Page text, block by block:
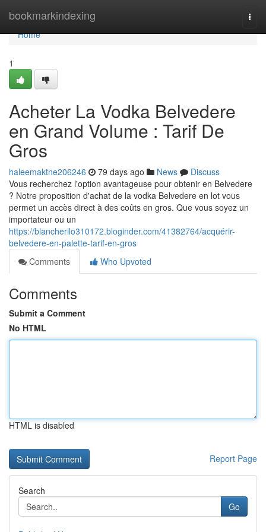
bookmarkindexing
Home
Home
1
Acheter La Vodka Belvedere
en Grand Volume : Tarif De
Gros
haleemaktne206246 79 days ago News
Discuss
Vous recherchez l'option avantageuse pour obtenir en Belvedere
? Notre proposition d'achat de la vodka Belvedere en lot vous
permet un accès direct à des coûts en gros. Que vous soyez un
importateur ou un
https://blancherilo310172.bloginder.com/41382764/acquérir-
belvedere-en-palette-tarif-en-gros
Comments
Who Upvoted
Comments
Submit a Comment
No HTML
HTML is disabled
Report Page
Search
Go